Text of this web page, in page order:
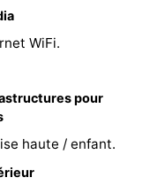
WiFi.
pour
haute / enfant.